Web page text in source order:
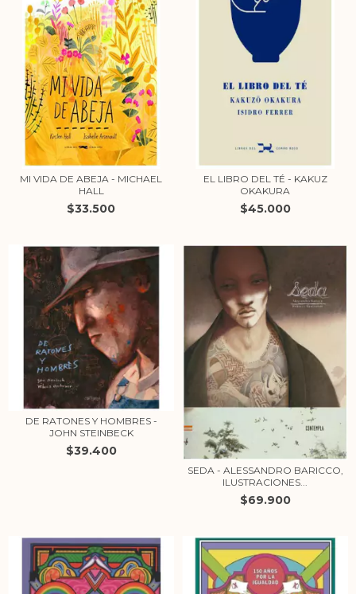
MI VIDA DE ABEJA - MICHAEL
HALL
$33.500
EL LIBRO DEL TÉ - KAKUZ
OKAKURA
$45.000
DE RATONES Y HOMBRES -
JOHN STEINBECK
$39.400
SEDA - ALESSANDRO BARICCO,
ILUSTRACIONES...
$69.900